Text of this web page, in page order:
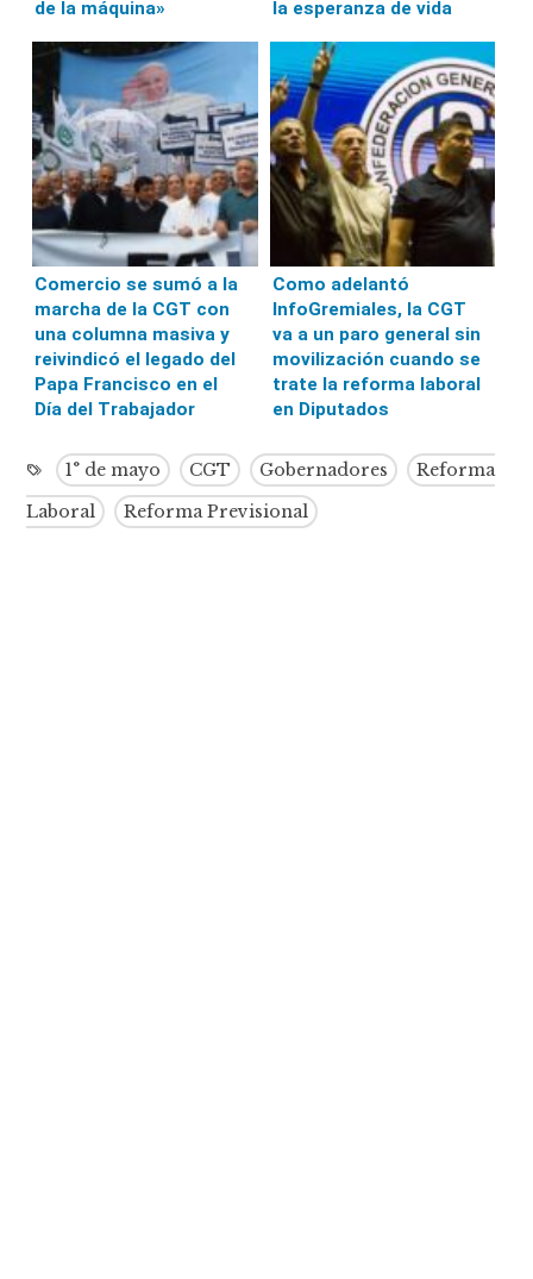
de la máquina» la esperanza de vida
Comercio se sumó a la
marcha de la CGT con
una columna masiva y
reivindicó el legado del
Papa Francisco en el
Día del Trabajador
Como adelantó
InfoGremiales, la CGT
va a un paro general sin
movilización cuando se
trate la reforma laboral
en Diputados
1° de mayo CGT Gobernadores
Reforma
Laboral
Reforma Previsional